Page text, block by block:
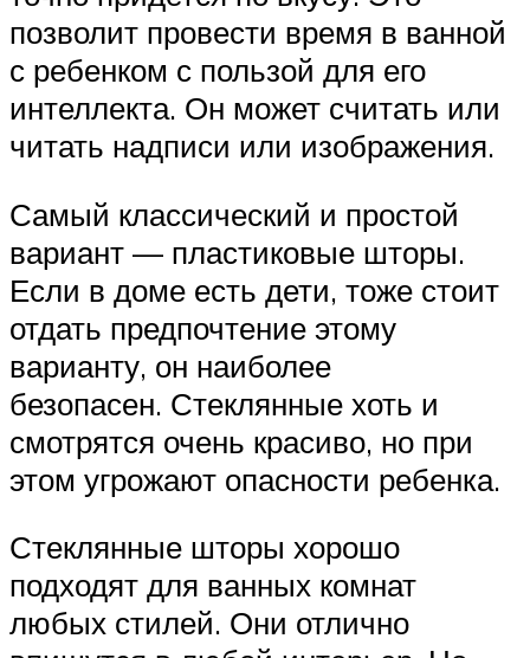
позволит провести время в ванной
с ребенком с пользой для его
интеллекта. Он может считать или
читать надписи или изображения.
Самый классический и простой
вариант — пластиковые шторы.
Если в доме есть дети, тоже стоит
отдать предпочтение этому
варианту, он наиболее
безопасен. Стеклянные хоть и
смотрятся очень красиво, но при
этом угрожают опасности ребенка.
Стеклянные шторы хорошо
подходят для ванных комнат
любых стилей. Они отлично